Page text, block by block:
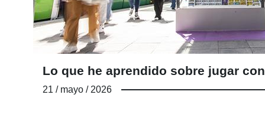
Lo que he aprendido sobre jugar
21 / mayo / 2026